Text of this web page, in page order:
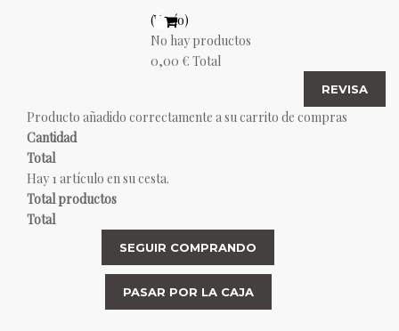
(Vacío)
No hay productos
0,00 € Total
REVISA
Producto añadido correctamente a su carrito de compras
Cantidad
Total
Hay 1 artículo en su cesta.
Total productos
Total
SEGUIR COMPRANDO
PASAR POR LA CAJA